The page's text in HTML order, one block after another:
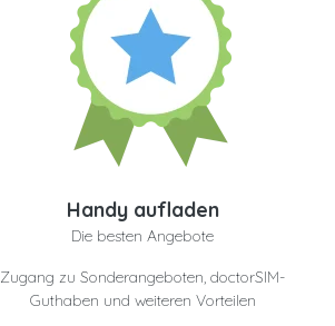
Handy aufladen
Die besten Angebote
Zugang zu Sonderangeboten, doctorSIM-
Guthaben und weiteren Vorteilen